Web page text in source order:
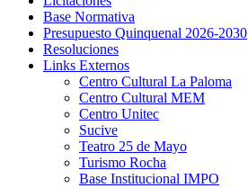
Base Normativa
Presupuesto Quinquenal 2026-2030
Resoluciones
Links Externos
Centro Cultural La Paloma
Centro Cultural MEM
Centro Unitec
Sucive
Teatro 25 de Mayo
Turismo Rocha
Base Institucional IMPO